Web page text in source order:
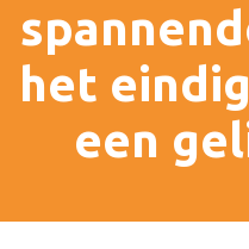
het
een